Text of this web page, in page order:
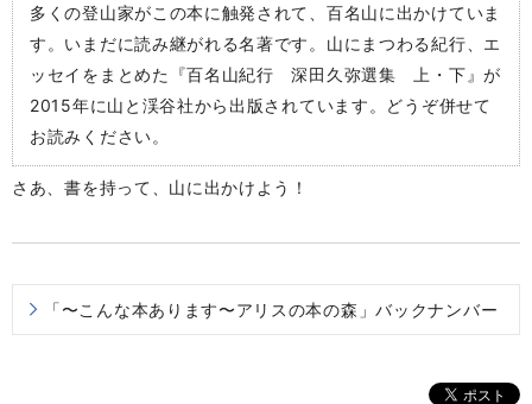
多くの登山家がこの本に触発されて、百名山に出かけていま
す。いまだに読み継がれる名著です。山にまつわる紀行、エ
ッセイをまとめた『百名山紀行 深田久弥選集 上・下』が
2015年に山と渓谷社から出版されています。どうぞ併せて
お読みください。
さあ、書を持って、山に出かけよう！
「〜こんな本あります〜アリスの本の森」バックナンバー